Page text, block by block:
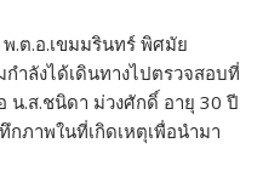
พ.ต.อ.เขมมรินทร์ พิศมัย
ำลังได้เดินทางไปตรวจสอบที่
น.ส.ชนิดา ม่วงศักดิ์ อายุ 30 ปี
ภาพในที่เกิดเหตุเพื่อนำมา